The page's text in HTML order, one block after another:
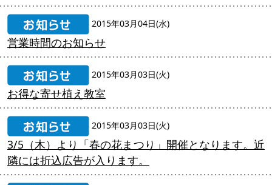
2015年03月04日(水)
営業時間のお知らせ
2015年03月03日(火)
お得な寄せ植え教室
2015年03月03日(火)
3/5（木）より「春の花まつり」開催となります。近
隣には折込広告が入ります。